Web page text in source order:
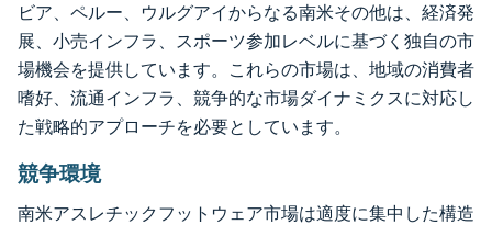
ビア、ペルー、ウルグアイからなる南米その他は、経済発
展、小売インフラ、スポーツ参加レベルに基づく独自の市
場機会を提供しています。これらの市場は、地域の消費者
嗜好、流通インフラ、競争的な市場ダイナミクスに対応し
た戦略的アプローチを必要としています。
競争環境
南米アスレチックフットウェア市場は適度に集中した構造